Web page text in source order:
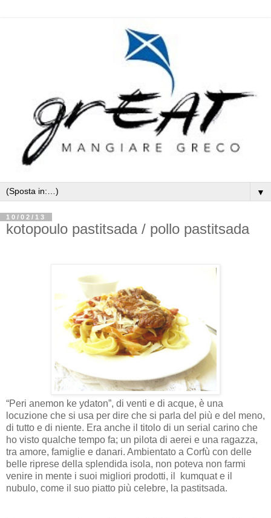
▼
10/02/13
kotopoulo pastitsada / pollo pastitsada
“Peri anemon ke ydaton”, di venti e di acque, è una
locuzione che si usa per dire che si parla del più e del meno,
di tutto e di niente. Era anche il titolo di un serial carino che
ho visto qualche tempo fa; un pilota di aerei e una ragazza,
tra amore, famiglie e danari. Ambientato a Corfù con delle
belle riprese della splendida isola, non poteva non farmi
venire in mente i suoi migliori prodotti, il
kumquat e il
nubulo, come il suo piatto più celebre, la pastitsada.